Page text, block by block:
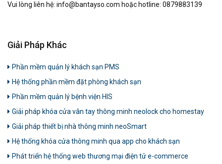
Vui lòng liên hệ: info@bantayso.com hoặc hotline: 0879883139
Giải Pháp Khác
Phần mềm quản lý khách sạn PMS
Hệ thống phần mềm đặt phòng khách sạn
Phần mềm quản lý bệnh viện HIS
Giải pháp khóa cửa vân tay thông minh neolock cho homestay
Giải pháp thiết bị nhà thông minh neoSmart
Hệ thống khóa cửa thông minh qua app cho khách sạn
Phát triển hệ thống web thương mại điện tử e-commerce